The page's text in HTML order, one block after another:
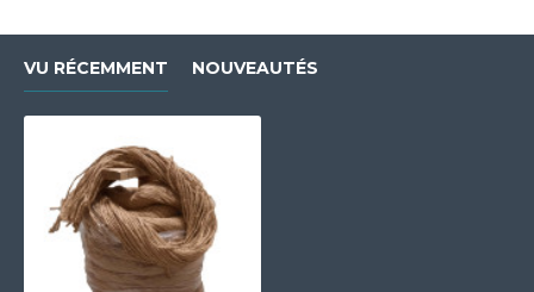
VU RÉCEMMENT NOUVEAUTÉS